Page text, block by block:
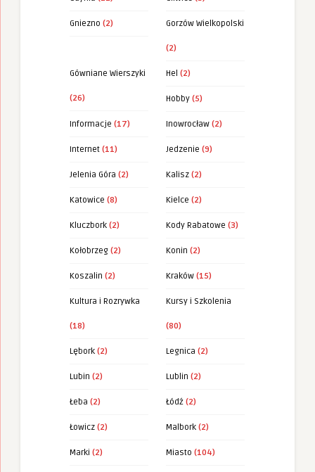
Gniezno (2) Gorzów Wielkopolski
(2)
Gówniane Wierszyki
(26)
Hel (2)
Hobby (5)
Informacje (17) Inowrocław (2)
Internet (11) Jedzenie (9)
Jelenia Góra (2) Kalisz (2)
Katowice (8) Kielce (2)
Kluczbork (2) Kody Rabatowe (3)
Kołobrzeg (2) Konin (2)
Koszalin (2) Kraków (15)
Kultura i Rozrywka
(18)
Kursy i Szkolenia
(80)
Lębork (2) Legnica (2)
Lubin (2) Lublin (2)
Łeba (2) Łódź (2)
Łowicz (2) Malbork (2)
Marki (2) Miasto (104)